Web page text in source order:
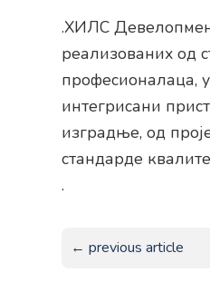
.ХИЛС
реализованих од
професионалаца,
интегрисани
изградње, од
стандарде
.
← previous article